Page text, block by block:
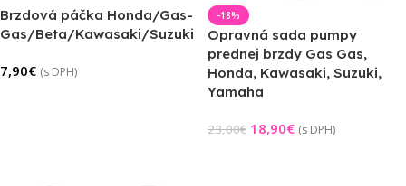
Brzdová páčka Honda/Gas-
Gas/Beta/Kawasaki/Suzuki
7,90€ (s DPH)
-18%
Opravná sada pumpy
prednej brzdy Gas Gas,
Honda, Kawasaki, Suzuki,
Yamaha
23,00€ 18,90€ (s DPH)